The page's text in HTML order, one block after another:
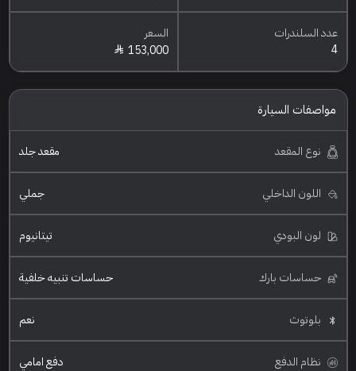
عدد السلندرات
4
السعر
153,000
مواصفات السيارة
نوع المقعد مقعد جلد
اللون الداخلي جملي
لون البودي تيتانيوم
حساسات بارك حساسات تنبيه خلفية
بلوتوث نعم
نظام الدفع دفع امامي